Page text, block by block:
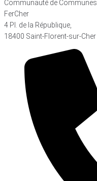
Communauté de Communes
FerCher
4 Pl. de la République,
18400 Saint-Florent-sur-Cher